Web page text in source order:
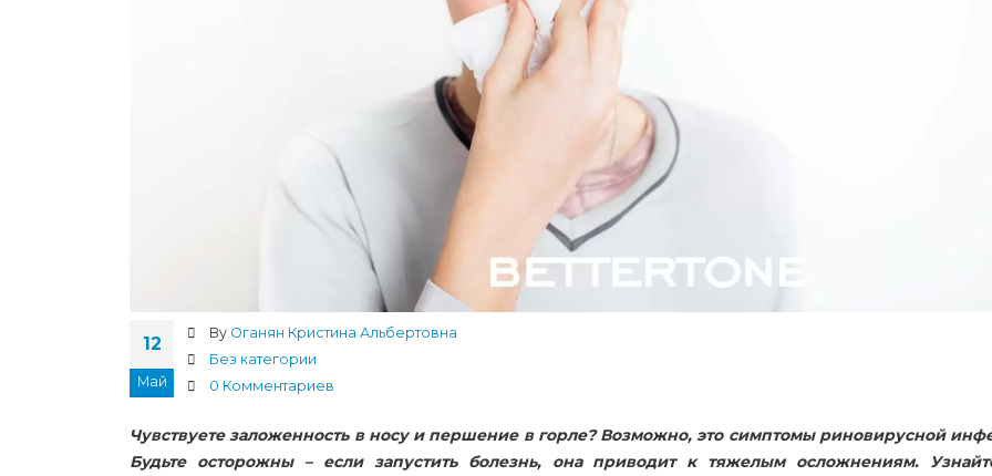
12
Май
By Оганян Кристина Альбертовна
Без категории
0 Комментариев
Чувствуете заложенность в носу и першение в горле? Возможно, это симптомы риновирусной
Будьте осторожны – если запустить болезнь, она приводит к тяжелым осложнениям.